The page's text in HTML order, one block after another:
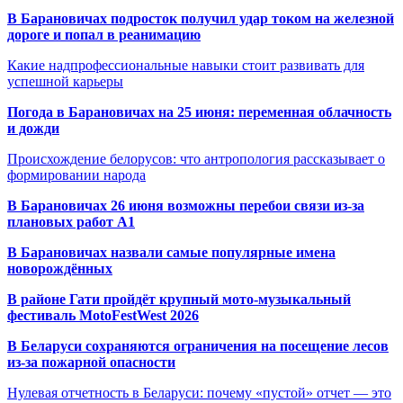
В Барановичах подросток получил удар током на железной
дороге и попал в реанимацию
Какие надпрофессиональные навыки стоит развивать для
успешной карьеры
Погода в Барановичах на 25 июня: переменная облачность
и дожди
Происхождение белорусов: что антропология рассказывает о
формировании народа
В Барановичах 26 июня возможны перебои связи из-за
плановых работ A1
В Барановичах назвали самые популярные имена
новорождённых
В районе Гати пройдёт крупный мото-музыкальный
фестиваль MotoFestWest 2026
В Беларуси сохраняются ограничения на посещение лесов
из-за пожарной опасности
Нулевая отчетность в Беларуси: почему «пустой» отчет — это